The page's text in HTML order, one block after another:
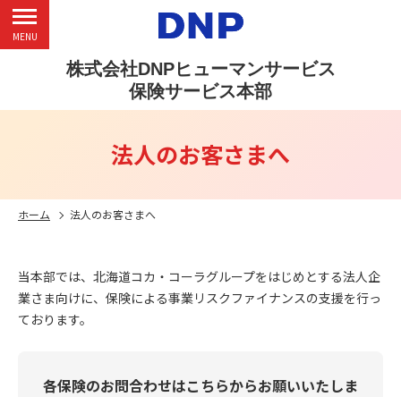
株式会社DNPヒューマンサービス
保険サービス本部
MENU
法人のお客さまへ
ホーム 法人のお客さまへ
当本部では、北海道コカ・コーラグループをはじめとする法人企
業さま向けに、保険による事業リスクファイナンスの支援を行っ
ております。
各保険のお問合わせはこちらからお願いいたしま